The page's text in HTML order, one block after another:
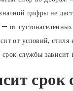
цифры не
от
от условий,
службы зависит